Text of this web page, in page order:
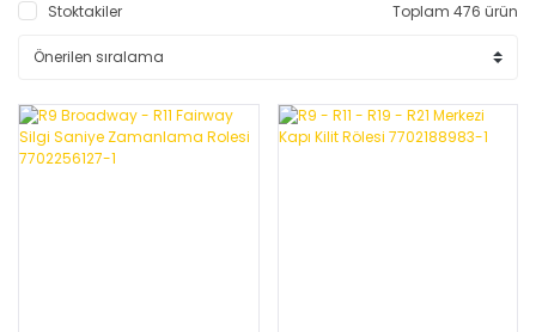
Stoktakiler Toplam 476 ürün